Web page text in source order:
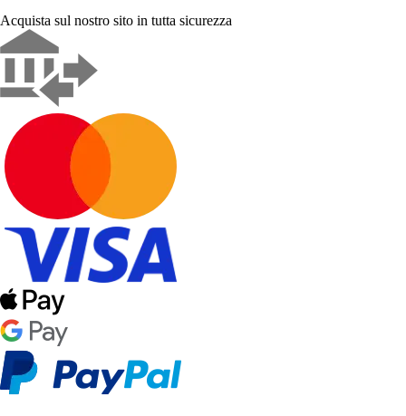
Acquista sul nostro sito in tutta sicurezza